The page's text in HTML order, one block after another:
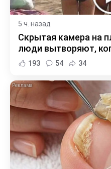
5 ч. назад
Скрытая камера на
люди вытворяют,
193 54 34